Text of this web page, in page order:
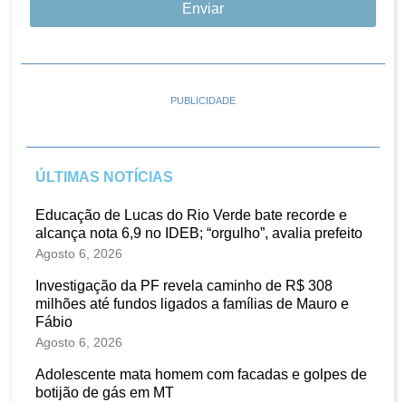
Enviar
PUBLICIDADE
ÚLTIMAS NOTÍCIAS
Educação de Lucas do Rio Verde bate recorde e
alcança nota 6,9 no IDEB; “orgulho”, avalia prefeito
Agosto 6, 2026
Investigação da PF revela caminho de R$ 308
milhões até fundos ligados a famílias de Mauro e
Fábio
Agosto 6, 2026
Adolescente mata homem com facadas e golpes de
botijão de gás em MT